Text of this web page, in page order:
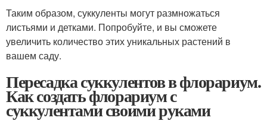
Таким образом, суккуленты могут размножаться
листьями и детками. Попробуйте, и вы сможете
увеличить количество этих уникальных растений в
вашем саду.
Пересадка суккулентов в флорариум.
Как создать флорариум с
суккулентами своими руками